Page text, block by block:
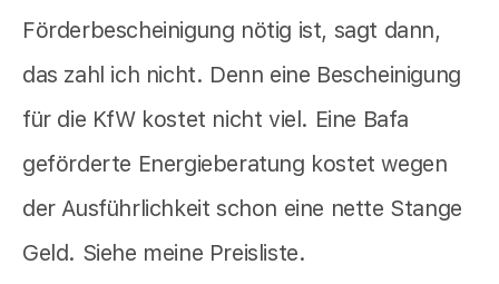
Förderbescheinigung nötig ist, sagt dann,
das zahl ich nicht. Denn eine Bescheinigung
für die KfW kostet nicht viel. Eine Bafa
geförderte Energieberatung kostet wegen
der Ausführlichkeit schon eine nette Stange
Geld. Siehe meine Preisliste.